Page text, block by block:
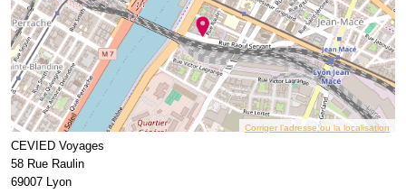
Corriger l’adresse ou la localisation
CEVIED Voyages
58 Rue Raulin
69007 Lyon